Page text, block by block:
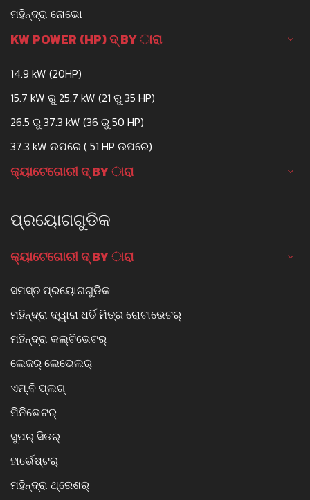
ମହିନ୍ଦ୍ରା ନୋଭୋ
KW POWER (HP) ଦ୍ BY ାରା
14.9 kW (20HP)
15.7 kW ରୁ 25.7 kW (21 ରୁ 35 HP)
26.5 ରୁ 37.3 kW (36 ରୁ 50 HP)
37.3 kW ଉପରେ ( 51 HP ଉପରେ)
କ୍ୟାଟେଗୋରୀ ଦ୍ BY ାରା
ପ୍ରୟୋଗଗୁଡିକ
କ୍ୟାଟେଗୋରୀ ଦ୍ BY ାରା
ସମସ୍ତ ପ୍ରୟୋଗଗୁଡିକ
ମହିନ୍ଦ୍ରା ଦ୍ୱାରା ଧର୍ତି ମିତ୍ର ରୋଟାଭେଟର୍
ମହିନ୍ଦ୍ରା କଲ୍ଟିଭେଟର୍
ଲେଜର୍ ଲେଭେଲର୍
ଏମ୍.ବି ପ୍ଲଗ୍
ମିନିଭେଟର୍
ସୁପର୍ ସିଡର୍
ହାର୍ଭେଷ୍ଟର୍
ମହିନ୍ଦ୍ରା ଥ୍ରେଶର୍